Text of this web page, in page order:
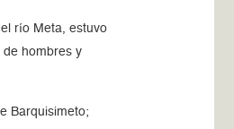
río Meta, estuvo
de hombres y
Barquisimeto;